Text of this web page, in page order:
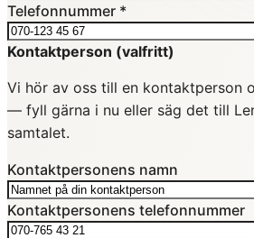
Telefonnummer *
Kontaktperson (valfritt)
Vi hör av oss till en kontaktperson
— fyll gärna i nu eller säg det till
samtalet.
Kontaktpersonens namn
Kontaktpersonens telefonnummer